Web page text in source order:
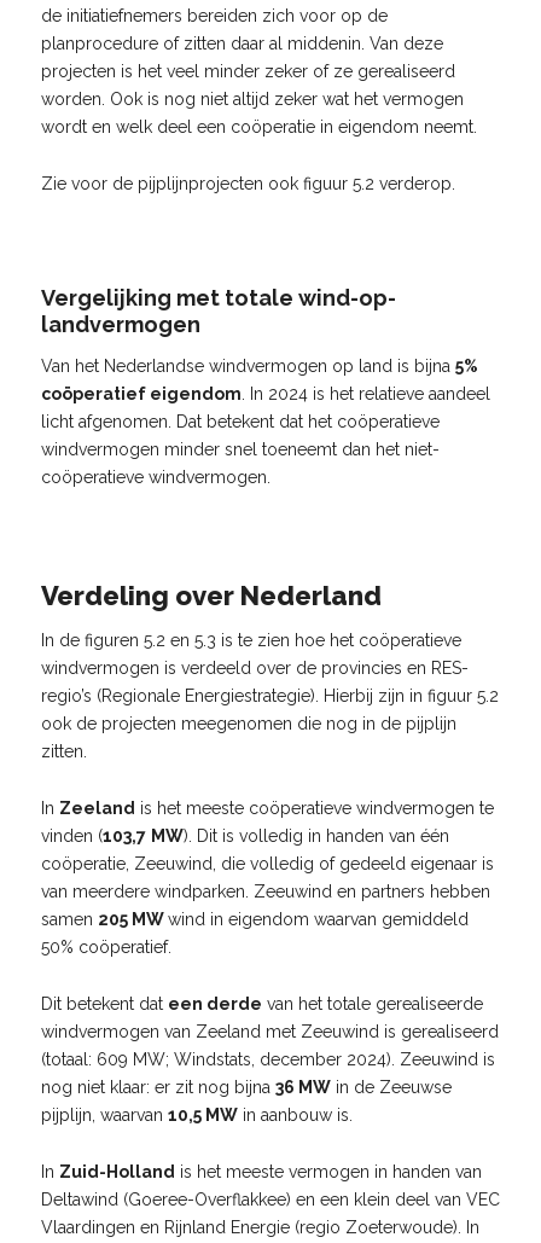
de initiatiefnemers bereiden zich voor op de
planprocedure of zitten daar al middenin. Van deze
projecten is het veel minder zeker of ze gerealiseerd
worden. Ook is nog niet altijd zeker wat het vermogen
wordt en welk deel een coöperatie in eigendom neemt.
Zie voor de pijplijnprojecten ook figuur 5.2 verderop.
Vergelijking met totale wind-op-
landvermogen
Van het Nederlandse windvermogen op land is bijna 5%
coöperatief eigendom. In 2024 is het relatieve aandeel
licht afgenomen. Dat betekent dat het coöperatieve
windvermogen minder snel toeneemt dan het niet-
coöperatieve windvermogen.
Verdeling over Nederland
In de figuren 5.2 en 5.3 is te zien hoe het coöperatieve
windvermogen is verdeeld over de provincies en RES-
regio’s (Regionale Energiestrategie). Hierbij zijn in figuur 5.2
ook de projecten meegenomen die nog in de pijplijn
zitten.
In Zeeland is het meeste coöperatieve windvermogen te
vinden (103,7 MW). Dit is volledig in handen van één
coöperatie, Zeeuwind, die volledig of gedeeld eigenaar is
van meerdere windparken. Zeeuwind en partners hebben
samen 205 MWwind in eigendom waarvan gemiddeld
50% coöperatief.
Dit betekent dat een derde van het totale gerealiseerde
windvermogen van Zeeland met Zeeuwind is gerealiseerd
(totaal: 609 MW; Windstats, december 2024). Zeeuwind is
nog niet klaar: er zit nog bijna 36 MWin de Zeeuwse
pijplijn, waarvan 10,5 MWin aanbouw is.
In Zuid-Holland is het meeste vermogen in handen van
Deltawind (Goeree-Overflakkee) en een klein deel van VEC
Vlaardingen en Rijnland Energie (regio Zoeterwoude). In